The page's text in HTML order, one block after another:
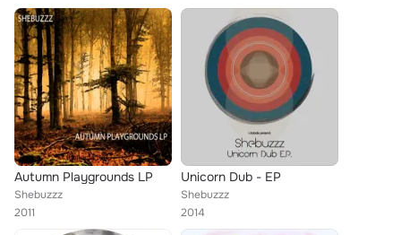
Autumn Playgrounds LP
Shebuzzz
2011
Unicorn Dub - EP
Shebuzzz
2014